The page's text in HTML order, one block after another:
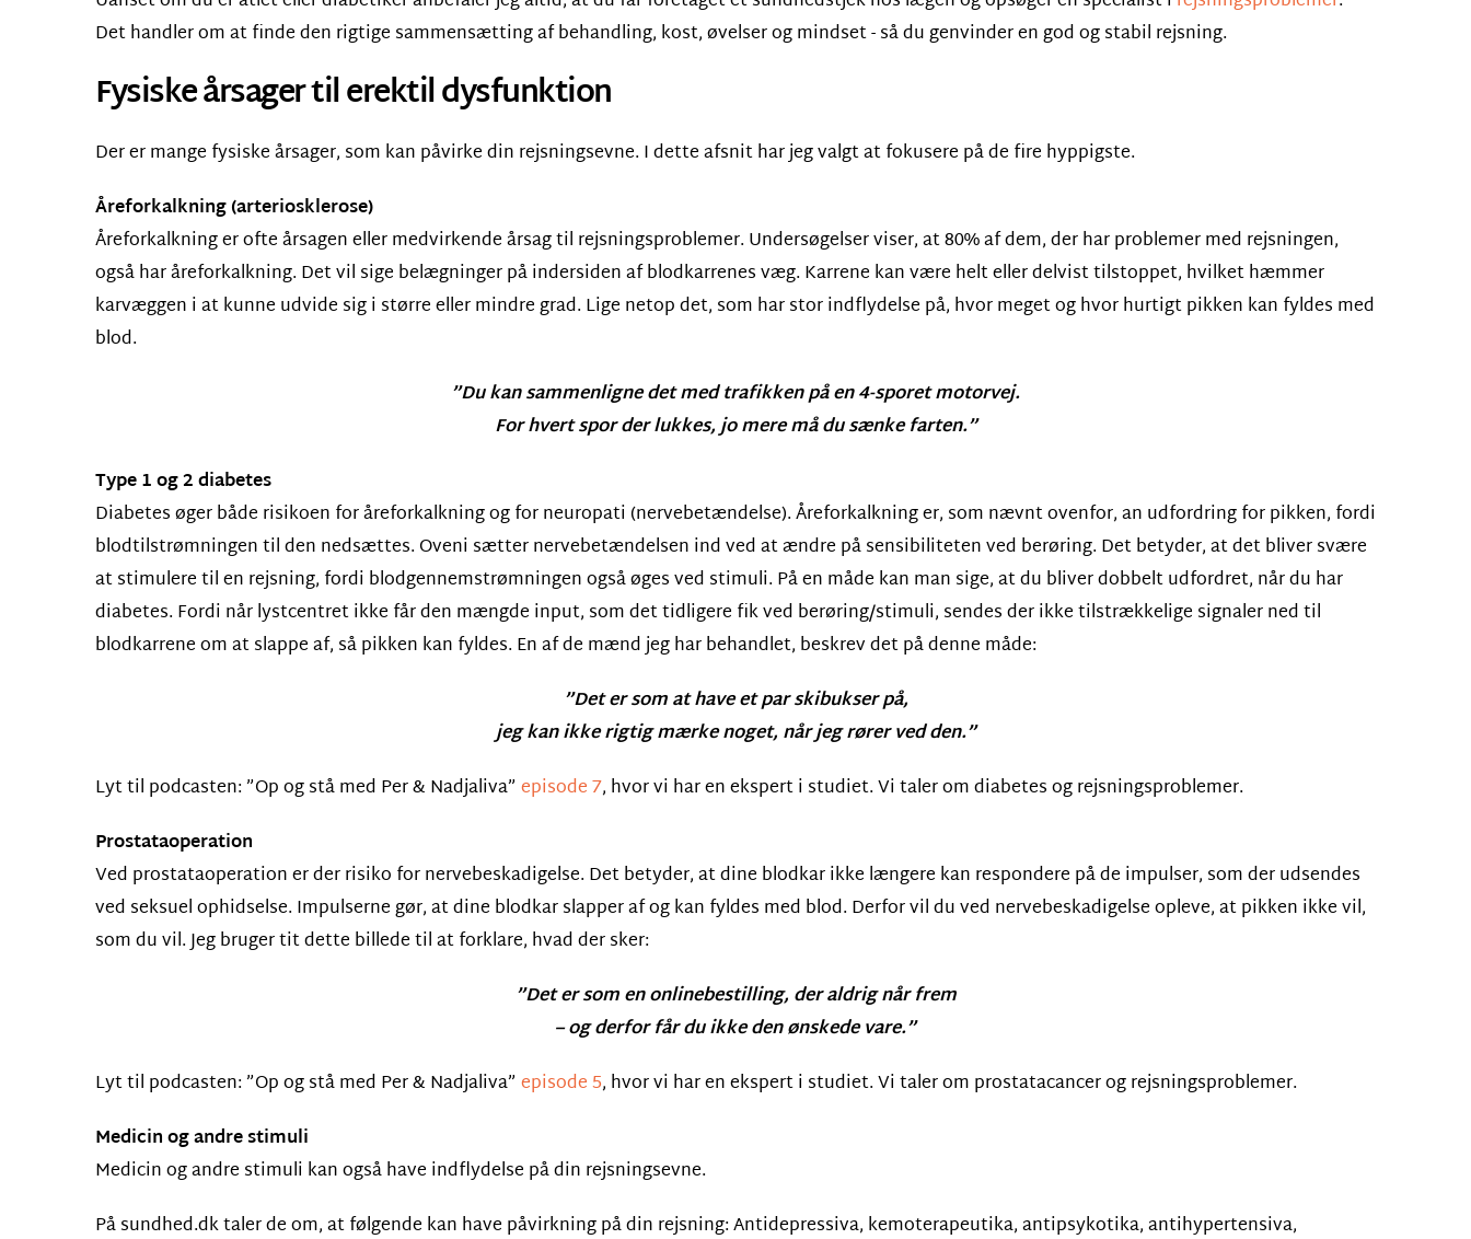
Det handler om at finde den rigtige sammensætting af behandling, kost, øvelser og mindset - så du genvinder en god og stabil rejsning.
Fysiske årsager til erektil dysfunktion
Der er mange fysiske årsager, som kan påvirke din rejsningsevne. I dette afsnit har jeg valgt at fokusere på de fire hyppigste.
Åreforkalkning (arteriosklerose)
Åreforkalkning er ofte årsagen eller medvirkende årsag til rejsningsproblemer. Undersøgelser viser, at 80% af dem, der har problemer med rejsningen,
også har åreforkalkning. Det vil sige belægninger på indersiden af blodkarrenes væg. Karrene kan være helt eller delvist tilstoppet, hvilket hæmmer
karvæggen i at kunne udvide sig i større eller mindre grad. Lige netop det, som har stor indflydelse på, hvor meget og hvor hurtigt pikken kan fyldes med
blod.
”Du kan sammenligne det med trafikken på en 4-sporet motorvej.
For hvert spor der lukkes, jo mere må du sænke farten.”
Type 1 og 2 diabetes
Diabetes øger både risikoen for åreforkalkning og for neuropati (nervebetændelse). Åreforkalkning er, som nævnt ovenfor, an udfordring for pikken, fordi
blodtilstrømningen til den nedsættes. Oveni sætter nervebetændelsen ind ved at ændre på sensibiliteten ved berøring. Det betyder, at det bliver svære
at stimulere til en rejsning, fordi blodgennemstrømningen også øges ved stimuli. På en måde kan man sige, at du bliver dobbelt udfordret, når du har
diabetes. Fordi når lystcentret ikke får den mængde input, som det tidligere fik ved berøring/stimuli, sendes der ikke tilstrækkelige signaler ned til
blodkarrene om at slappe af, så pikken kan fyldes. En af de mænd jeg har behandlet, beskrev det på denne måde:
”Det er som at have et par skibukser på,
jeg kan ikke rigtig mærke noget, når jeg rører ved den.”
Lyt til podcasten: ”Op og stå med Per & Nadjaliva”episode 7, hvor vi har en ekspert i studiet. Vi taler om diabetes og rejsningsproblemer.
Prostataoperation
Ved prostataoperation er der risiko for nervebeskadigelse. Det betyder, at dine blodkar ikke længere kan respondere på de impulser, som der udsendes
ved seksuel ophidselse. Impulserne gør, at dine blodkar slapper af og kan fyldes med blod. Derfor vil du ved nervebeskadigelse opleve, at pikken ikke vil,
som du vil. Jeg bruger tit dette billede til at forklare, hvad der sker:
”Det er som en onlinebestilling, der aldrig når frem
– og derfor får du ikke den ønskede vare.”
Lyt til podcasten: ”Op og stå med Per & Nadjaliva”episode 5, hvor vi har en ekspert i studiet. Vi taler om prostatacancer og rejsningsproblemer.
Medicin og andre stimuli
Medicin og andre stimuli kan også have indflydelse på din rejsningsevne.
På sundhed.dk taler de om, at følgende kan have påvirkning på din rejsning: Antidepressiva, kemoterapeutika, antipsykotika, antihypertensiva,